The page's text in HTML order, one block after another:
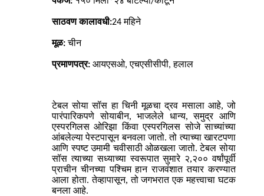
साठवण कालावधी:24 महिने
मूळ: चीन
प्रमाणपत्र: आयएसओ, एचएसीसीपी, हलाल
टेबल सोया सॉस हा चिनी मूळचा द्रव मसाला आहे, जो
पारंपारिकपणे सोयाबीन, भाजलेले धान्य, समुद्र आणि
एस्परगिलस ओरिझा किंवा एस्परगिलस सोजे साच्यांच्या
आंबलेल्या पेस्टपासून बनवला जातो. तो त्याच्या खारटपणा
आणि स्पष्ट उमामी चवीसाठी ओळखला जातो. टेबल सोया
सॉस त्याच्या सध्याच्या स्वरूपात सुमारे २,२०० वर्षांपूर्वी
प्राचीन चीनच्या पश्चिम हान राजवंशात तयार करण्यात
आला होता. तेव्हापासून, तो जगभरात एक महत्त्वाचा घटक
बनला आहे.